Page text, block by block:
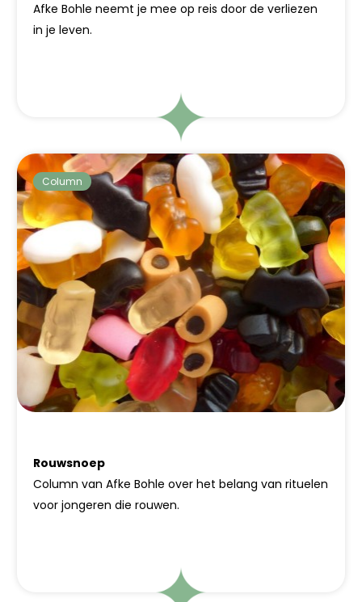
Afke Bohle neemt je mee op reis door de verliezen
in je leven.
Column
Rouwsnoep
Column van Afke Bohle over het belang van rituelen
voor jongeren die rouwen.